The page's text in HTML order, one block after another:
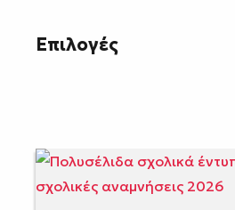
Επιλογές